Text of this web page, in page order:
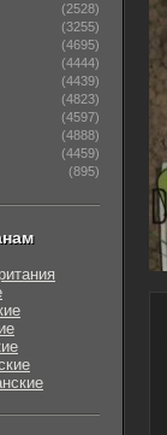
(2528)
(3255)
(4695)
(4444)
(4439)
(4823)
(4597)
(4888)
(4459)
(895)